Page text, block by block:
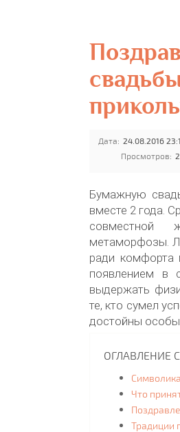
Дата: 24.08.2016
Просмотров:
Бумажную
вместе 2 года.
совместной
метаморфозы.
ради комфорта
появлением в
выдержать
те, кто сумел
достойны
ОГЛАВЛЕНИЕ
Символика
Что
Традиции